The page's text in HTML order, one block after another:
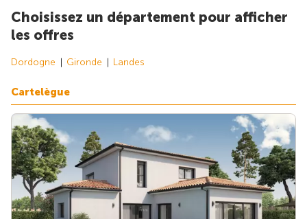
Choisissez un département pour afficher
les offres
Dordogne Gironde Landes
Cartelègue